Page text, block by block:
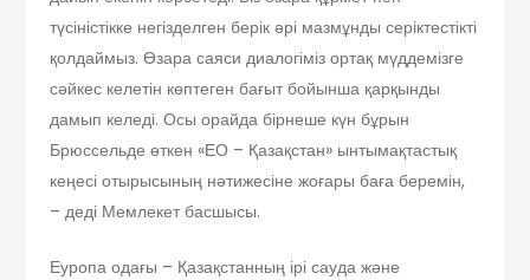
түсіністікке негізделген берік әрі мазмұнды серіктестікті
қолдаймыз. Өзара саяси диалогіміз ортақ мүддемізге
сәйкес келетін көптеген бағыт бойынша қарқынды
дамып келеді. Осы орайда бірнеше күн бұрын
Брюссельде өткен «ЕО – Қазақстан» ынтымақтастық
кеңесі отырысының нәтижесіне жоғары баға беремін,
– деді Мемлекет басшысы.
Еуропа одағы – Қазақстанның ірі сауда және